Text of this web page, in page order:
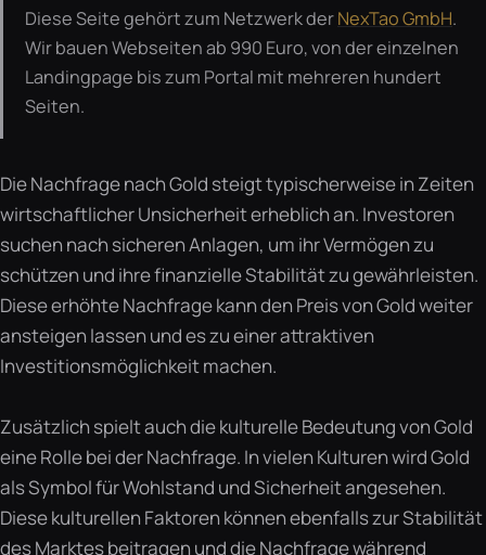
Diese Seite gehört zum Netzwerk derNexTao GmbH.
Wir bauen Webseiten ab 990 Euro, von der einzelnen
Landingpage bis zum Portal mit mehreren hundert
Seiten.
Die Nachfrage nach Gold steigt typischerweise in Zeiten
wirtschaftlicher Unsicherheit erheblich an. Investoren
suchen nach sicheren Anlagen, um ihr Vermögen zu
schützen und ihre finanzielle Stabilität zu gewährleisten.
Diese erhöhte Nachfrage kann den Preis von Gold weiter
ansteigen lassen und es zu einer attraktiven
Investitionsmöglichkeit machen.
Zusätzlich spielt auch die kulturelle Bedeutung von Gold
eine Rolle bei der Nachfrage. In vielen Kulturen wird Gold
als Symbol für Wohlstand und Sicherheit angesehen.
Diese kulturellen Faktoren können ebenfalls zur Stabilität
des Marktes beitragen und die Nachfrage während